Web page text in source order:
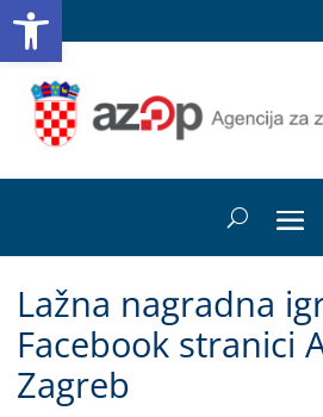
Lažna nagradna
Facebook stranici
Zagreb